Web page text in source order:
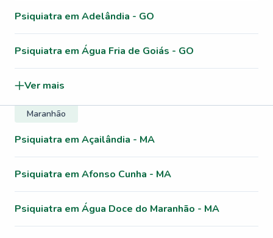
Psiquiatra em Adelândia - GO
Psiquiatra em Água Fria de Goiás - GO
Ver mais
Maranhão
Psiquiatra em Açailândia - MA
Psiquiatra em Afonso Cunha - MA
Psiquiatra em Água Doce do Maranhão - MA